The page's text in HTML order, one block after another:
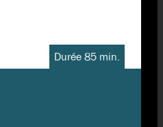
Durée 85 min.